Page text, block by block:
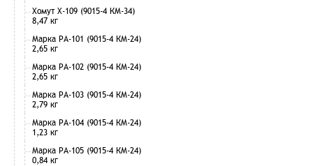
Хомут Х-109 (9015-4 КМ-34)
8,47 кг
Марка РА-101 (9015-4 КМ-24)
2,65 кг
Марка РА-102 (9015-4 КМ-24)
2,65 кг
Марка РА-103 (9015-4 КМ-24)
2,79 кг
Марка РА-104 (9015-4 КМ-24)
1,23 кг
Марка РА-105 (9015-4 КМ-24)
0,84 кг